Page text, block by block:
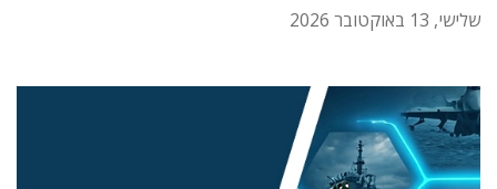
שלישי, 13 באוקטובר 2026